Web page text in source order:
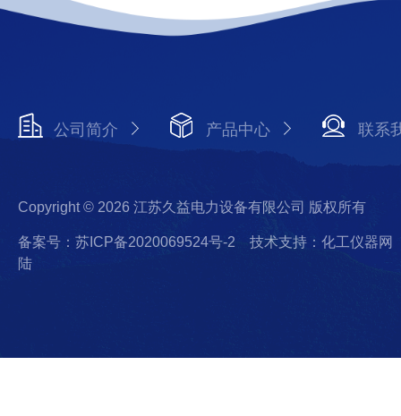
公司简介 产品中心 联系
Copyright © 2026 江苏久益电力设备有限公司 版权所有
备案号：苏ICP备2020069524号-2
技术支持：化工仪器网
陆